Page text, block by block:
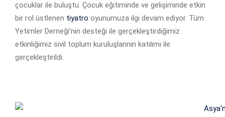
çocuklar ile buluştu. Çocuk eğitiminde ve gelişiminde etkin
bir rol üstlenen tiyatro oyunumuza ilgi devam ediyor. Tüm
Yetimler Derneği’nin desteği ile gerçekleştirdiğimiz
etkinliğimiz sivil toplum kuruluşlarının katılımı ile
gerçekleştirildi.